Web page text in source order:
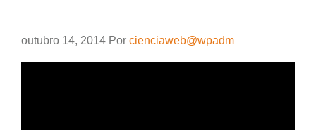
outubro 14, 2014 Por cienciaweb@wpadm